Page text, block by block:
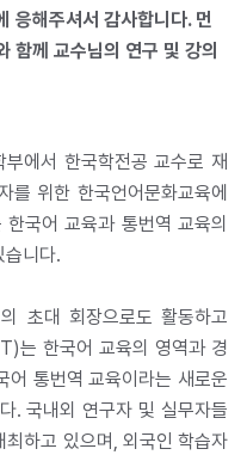
응해주셔서 감사합니다. 먼
함께 교수님의 연구 및 강의
에서 한국학전공 교수로 재
를 위한 한국언어문화교육에
국어 교육과 통번역 교육의
습니다.
초대 회장으로도 활동하고
는 한국어 교육의 영역과 경
어 통번역 교육이라는 새로운
. 국내외 연구자 및 실무자들
하고 있으며, 외국인 학습자